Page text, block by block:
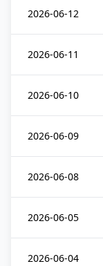
2026-06-12
2026-06-11
2026-06-10
2026-06-09
2026-06-08
2026-06-05
2026-06-04